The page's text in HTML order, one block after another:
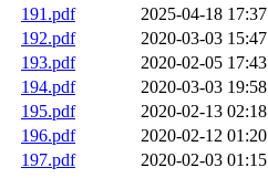
191.pdf
2025-04-18 17:37
192.pdf
2020-03-03 15:47
193.pdf
2020-02-05 17:43
194.pdf
2020-03-03 19:58
195.pdf
2020-02-13 02:18
196.pdf
2020-02-12 01:20
197.pdf
2020-02-03 01:15